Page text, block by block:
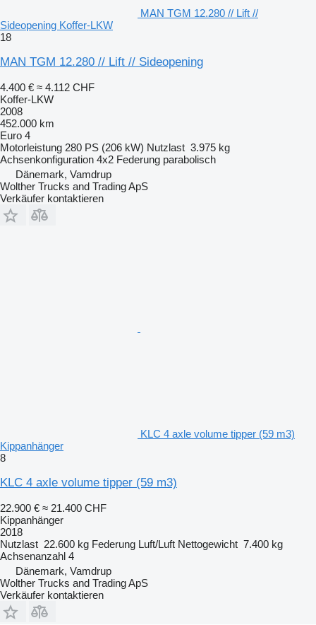
MAN TGM 12.280 // Lift //
Sideopening Koffer-LKW
18
MAN TGM 12.280 // Lift // Sideopening
4.400 € ≈ 4.112 CHF
Koffer-LKW
2008
452.000 km
Euro 4
Motorleistung 280 PS (206 kW) Nutzlast 3.975 kg
Achsenkonfiguration 4x2 Federung parabolisch
Dänemark, Vamdrup
Wolther Trucks and Trading ApS
Verkäufer kontaktieren
KLC 4 axle volume tipper (59 m3)
Kippanhänger
8
KLC 4 axle volume tipper (59 m3)
22.900 € ≈ 21.400 CHF
Kippanhänger
2018
Nutzlast 22.600 kg Federung Luft/Luft Nettogewicht 7.400 kg
Achsenanzahl 4
Dänemark, Vamdrup
Wolther Trucks and Trading ApS
Verkäufer kontaktieren